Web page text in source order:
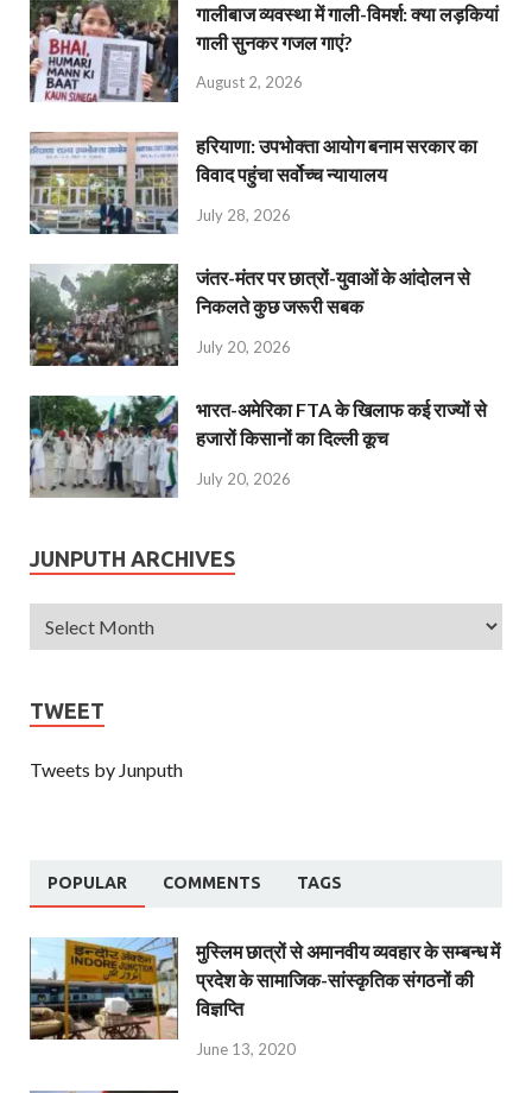
गालीबाज व्‍यवस्‍था में गाली-विमर्श: क्या लड़कियां
गाली सुनकर गजल गाएं?
August 2, 2026
हरियाणा: उपभोक्ता आयोग बनाम सरकार का
विवाद पहुंचा सर्वोच्च न्यायालय
July 28, 2026
जंतर-मंतर पर छात्रों-युवाओं के आंदोलन से
निकलते कुछ जरूरी सबक
July 20, 2026
भारत-अमेरिका FTA के खिलाफ कई राज्यों से
हजारों किसानों का दिल्ली कूच
July 20, 2026
JUNPUTH ARCHIVES
TWEET
Tweets by Junputh
POPULAR COMMENTS TAGS
मुस्लिम छात्रों से अमानवीय व्यवहार के सम्बन्ध में
प्रदेश के सामाजिक-सांस्कृतिक संगठनों की
विज्ञप्ति
June 13, 2020